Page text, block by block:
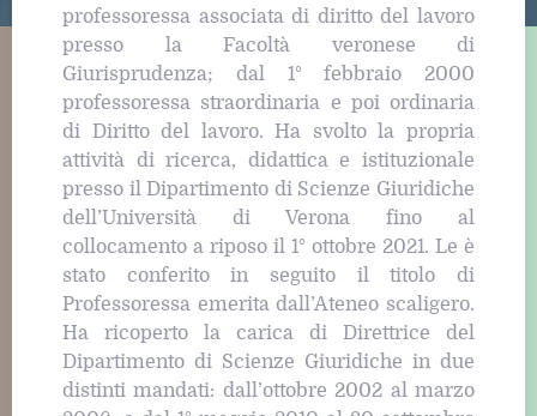
professoressa associata di diritto del lavoro
presso la Facoltà veronese di
Giurisprudenza; dal 1° febbraio 2000
professoressa straordinaria e poi ordinaria
di Diritto del lavoro. Ha svolto la propria
attività di ricerca, didattica e istituzionale
presso il Dipartimento di Scienze Giuridiche
dell’Università di Verona fino al
collocamento a riposo il 1° ottobre 2021. Le è
stato conferito in seguito il titolo di
Professoressa emerita dall’Ateneo scaligero.
Ha ricoperto la carica di Direttrice del
Dipartimento di Scienze Giuridiche in due
distinti mandati: dall’ottobre 2002 al marzo